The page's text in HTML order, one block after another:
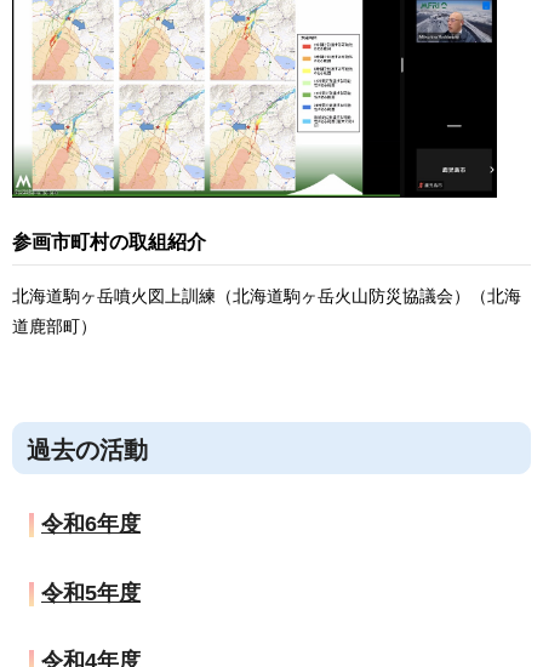
参画市町村の取組紹介
北海道駒ヶ岳噴火図上訓練（北海道駒ヶ岳火山防災協議会）（北海
道鹿部町）
過去の活動
令和6年度
令和5年度
令和4年度